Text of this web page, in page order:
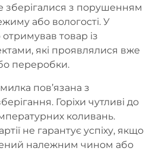
зберігалися з порушенням
або вологості. У
отримував товар із
які проявлялися вже
переробки.
пов’язана з
Горіхи чутливі до
коливань.
не гарантує успіху, якщо
належним чином або